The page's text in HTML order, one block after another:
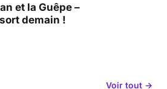
et la Guêpe –
demain !
Voir tout →